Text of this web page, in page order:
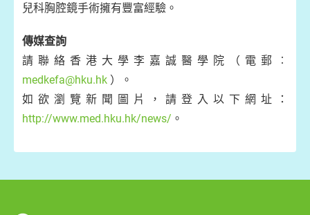
兒科胸腔鏡手術擁有豐富經驗。
傳媒查詢
請聯絡香港大學李嘉誠醫學院（電郵︰
medkefa@hku.hk ）。
如欲瀏覽新聞圖片，請登入以下網址：
http://www.med.hku.hk/news/ 。